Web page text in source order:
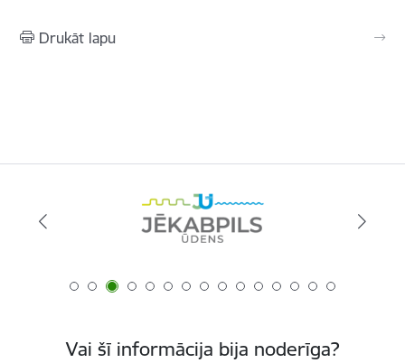
Drukāt lapu
Vai šī informācija bija noderīga?